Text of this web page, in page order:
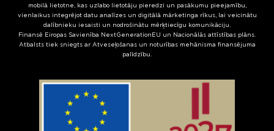
mobilā lietotne, kas uzlabo lietotāju pieredzi un pasākumu pieejamību,
vienlaikus integrējot datu analīzes un digitālā mārketinga rīkus, lai veicinātu
dalībnieku iesaisti un nodrošinātu mērķtiecīgu komunikāciju.
Finansē Eiropas Savienība NextGenerationEU un Nacionālās attīstības plāns.
Atbalsts tiek sniegts ar Atveseļošanas un noturības mehānisma finansējuma
palīdzību.